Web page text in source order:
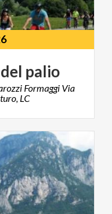
del palio
Formaggi Via
LC